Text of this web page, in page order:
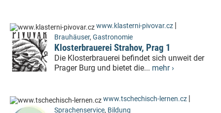
www.klasterni-pivovar.cz |
Brauhäuser, Gastronomie
Klosterbrauerei Strahov, Prag 1
Die Klosterbrauerei befindet sich unweit der
Prager Burg und bietet die... mehr ›
www.tschechisch-lernen.cz |
Sprachenservice, Bildung